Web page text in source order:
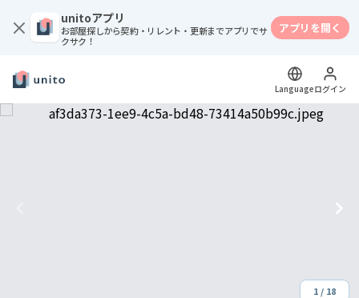
unitoアプリ
お部屋探しから契約・リレント・更新までアプリでサ
クサク！
アプリを開く
Languageログイン
1 / 18